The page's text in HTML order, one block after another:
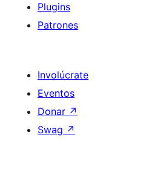
Plugins
Patrones
Involúcrate
Eventos
Donar ↗
Swag ↗